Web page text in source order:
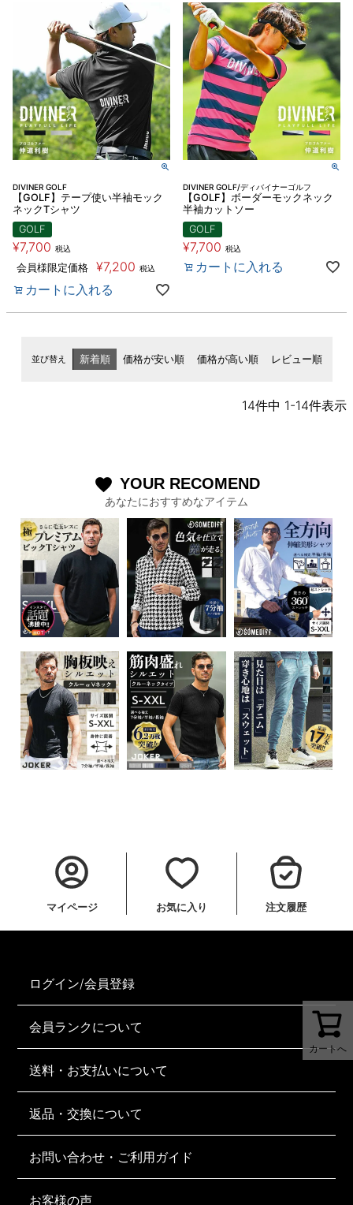
DIVINER GOLF
【GOLF】テープ使い半袖モック
ネックTシャツ
GOLF
¥7,700 税込
会員様限定価格 ¥7,200 税込
カートに入れる
DIVINER GOLF/ディバイナーゴルフ
【GOLF】ボーダーモックネック
半袖カットソー
GOLF
¥7,700 税込
カートに入れる
並び替え 新着順 価格が安い順 価格が高い順 レビュー順
14件中 1-14件表示
カートへ
favorite YOUR RECOMEND
あなたにおすすめなアイテム
マイページ お気に入り 注文履歴
ログイン/会員登録
会員ランクについて
送料・お支払いについて
返品・交換について
お問い合わせ・ご利用ガイド
お客様の声